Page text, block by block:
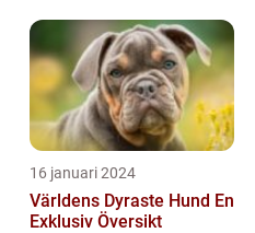
16 januari 2024
Världens Dyraste Hund En
Exklusiv Översikt